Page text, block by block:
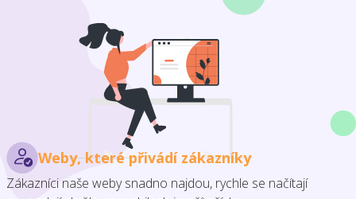
Weby, které přivádí zákazníky
Zákazníci naše weby snadno najdou, rychle se načítají